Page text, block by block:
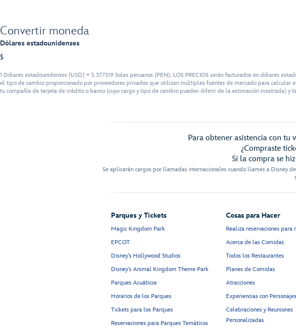
Convertir moneda
Dólares estadounidenses
$
1 Dólares estadounidenses (USD) = 3.377319 Soles peruanos (PEN). LOS PRECIOS serán facturados en dólares
el tipo de cambio proporcionado por proveedores privados que utilizan múltiples fuentes de mercado para
tu compañía de tarjeta de crédito o banco (cuyo cargo y tipo de cambio pueden diferir de la estimación mostrada)
Para obtener asistencia con tu
¿Compraste
Si la compra se
Se aplicarán cargos por llamadas internacionales cuando llames a Disney
Parques y Tickets
Magic Kingdom Park
EPCOT
Disney’s Hollywood Studios
Disney's Animal Kingdom Theme Park
Parques Acuáticos
Horarios de los Parques
Tickets para los Parques
Reservaciones para Parques Temáticos
Cosas para Hacer
Realiza reservaciones para
Acerca de las Comidas
Todos los Restaurantes
Planes de Comidas
Atracciones
Experiencias con Personajes
Celebraciones y Reuniones
Personalizadas